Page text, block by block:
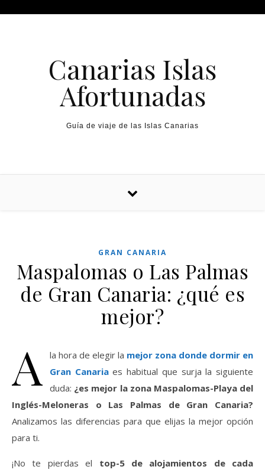
Canarias Islas
Afortunadas
Guía de viaje de las Islas Canarias
GRAN CANARIA
Maspalomas o Las Palmas
de Gran Canaria: ¿qué es
mejor?
A la hora de elegir la mejor zona donde dormir en
Gran Canariaes habitual que surja la siguiente
duda: ¿es mejor la zona Maspalomas-Playa del
Inglés-Meloneras o Las Palmas de Gran Canaria?
Analizamos las diferencias para que elijas la mejor opción
para ti.
¡No te pierdas el top-5 de alojamientos de cada